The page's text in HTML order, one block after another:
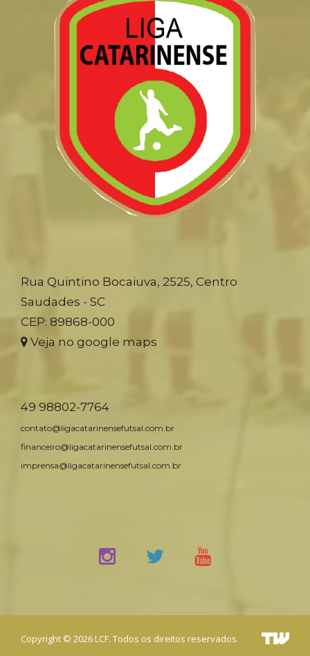
Rua Quintino Bocaiuva, 2525, Centro
Saudades - SC
CEP: 89868-000
Veja no google maps
49 98802-7764
contato@ligacatarinensefutsal.com.br
financeiro@ligacatarinensefutsal.com.br
imprensa@ligacatarinensefutsal.com.br
Copyright © 2026 LCF. Todos os direitos reservados.